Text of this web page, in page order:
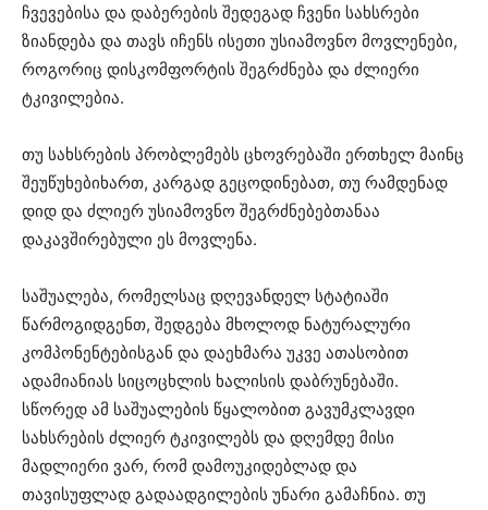
ჩვევებისა და დაბერების შედეგად ჩვენი სახსრები
ზიანდება და თავს იჩენს ისეთი უსიამოვნო მოვლენები,
როგორიც დისკომფორტის შეგრძნება და ძლიერი
ტკივილებია.
თუ სახსრების პრობლემებს ცხოვრებაში ერთხელ მაინც
შეუწუხებიხართ, კარგად გეცოდინებათ, თუ რამდენად
დიდ და ძლიერ უსიამოვნო შეგრძნებებთანაა
დაკავშირებული ეს მოვლენა.
საშუალება, რომელსაც დღევანდელ სტატიაში
წარმოგიდგენთ, შედგება მხოლოდ ნატურალური
კომპონენტებისგან და დაეხმარა უკვე ათასობით
ადამიანიას სიცოცხლის ხალისის დაბრუნებაში.
სწორედ ამ საშუალების წყალობით გავუმკლავდი
სახსრების ძლიერ ტკივილებს და დღემდე მისი
მადლიერი ვარ, რომ დამოუკიდებლად და
თავისუფლად გადაადგილების უნარი გამაჩნია. თუ